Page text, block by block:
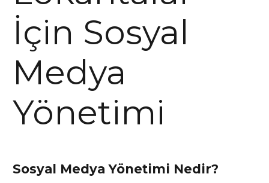
İçin Sosyal
Medya
Yönetimi
Sosyal Medya Yönetimi Nedir?